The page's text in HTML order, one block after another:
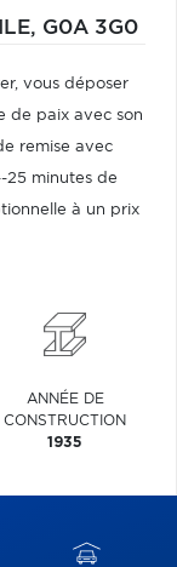
G0A 3G0
vous déposer
de paix avec son
remise avec
25 minutes de
à un prix
ANNÉE DE
CONSTRUCTION
1935